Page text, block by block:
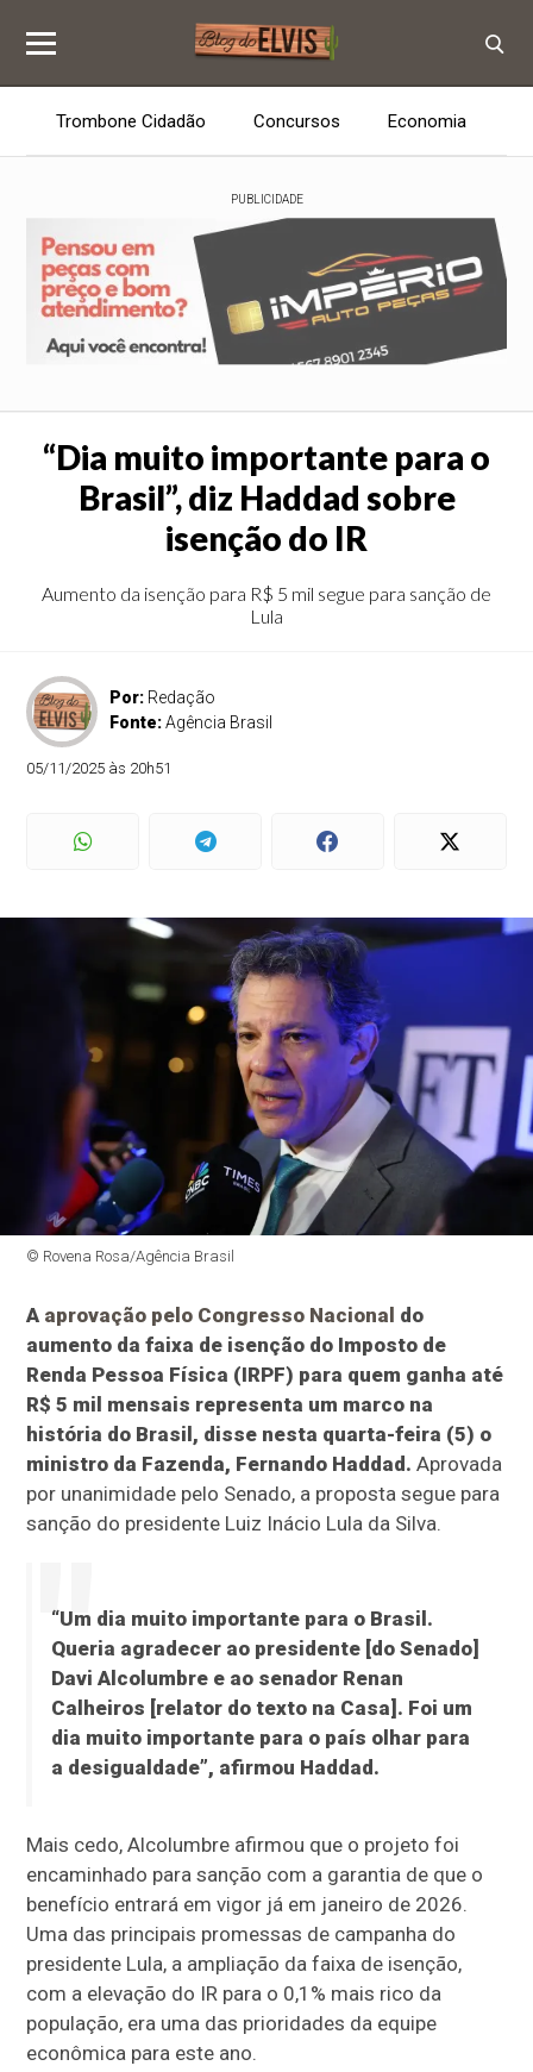
Trombone Cidadão Concursos Economia
PUBLICIDADE
“Dia muito importante para o
Brasil”, diz Haddad sobre
isenção do IR
Aumento da isenção para R$ 5 mil segue para sanção de
Lula
Por: Redação
Fonte:Agência Brasil
05/11/2025 às 20h51
© Rovena Rosa/Agência Brasil
A aprovação pelo Congresso Nacional do
aumento da faixa de isenção do Imposto de
Renda Pessoa Física (IRPF) para quem ganha até
R$ 5 mil mensais representa um marco na
história do Brasil, disse nesta quarta-feira (5) o
ministro da Fazenda, Fernando Haddad. Aprovada
por unanimidade pelo Senado, a proposta segue para
sanção do presidente Luiz Inácio Lula da Silva.
“Um dia muito importante para o Brasil.
Queria agradecer ao presidente [do Senado]
Davi Alcolumbre e ao senador Renan
Calheiros [relator do texto na Casa]. Foi um
dia muito importante para o país olhar para
a desigualdade”, afirmou Haddad.
Mais cedo, Alcolumbre afirmou que o projeto foi
encaminhado para sanção com a garantia de que o
benefício entrará em vigor já em janeiro de 2026.
Uma das principais promessas de campanha do
presidente Lula, a ampliação da faixa de isenção,
com a elevação do IR para o 0,1% mais rico da
população, era uma das prioridades da equipe
econômica para este ano.